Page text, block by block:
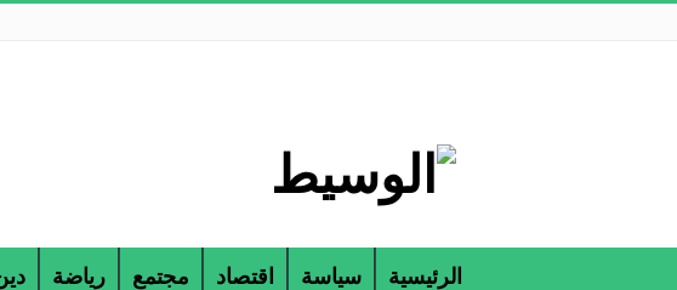
الرئيسية سياسة اقتصاد مجتمع رياضة